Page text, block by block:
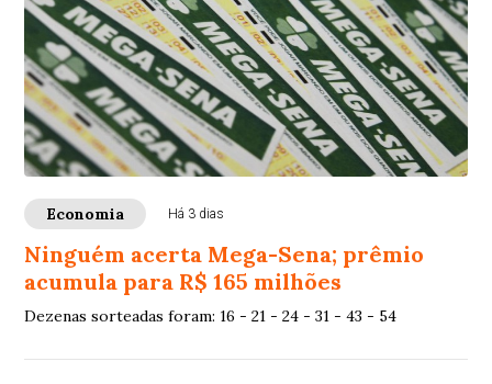
Economia Há 3 dias
Ninguém acerta Mega-Sena; prêmio
acumula para R$ 165 milhões
Dezenas sorteadas foram: 16 - 21 - 24 - 31 - 43 - 54